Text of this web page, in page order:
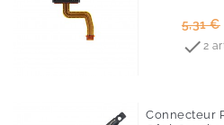
Prix
de
5,31 €
 2
Connecteur